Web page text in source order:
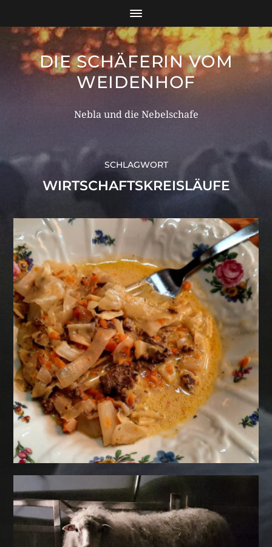
DIE SCHÄFERIN VOM
WEIDENHOF
Nebla und die Nebelschafe
SCHLAGWORT
WIRTSCHAFTSKREISLÄUFE